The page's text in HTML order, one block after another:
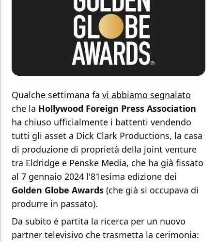
Qualche settimana fa vi abbiamo segnalato
che la Hollywood Foreign Press Association
ha chiuso ufficialmente i battenti vendendo
tutti gli asset a Dick Clark Productions, la casa
di produzione di proprietà della joint venture
tra Eldridge e Penske Media, che ha già fissato
al 7 gennaio 2024 l'81esima edizione dei
Golden Globe Awards (che già si occupava di
produrre in passato).
Da subito è partita la ricerca per un nuovo
partner televisivo che trasmetta la cerimonia: